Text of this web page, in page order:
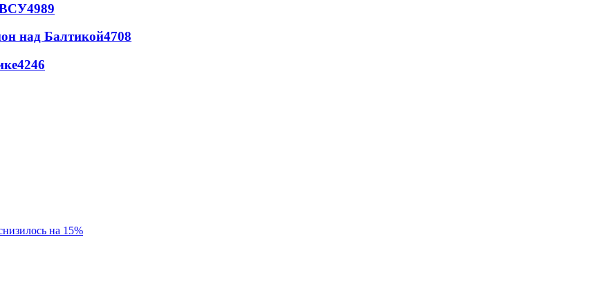
ВСУ4989
над Балтикой4708
4246
на 15%